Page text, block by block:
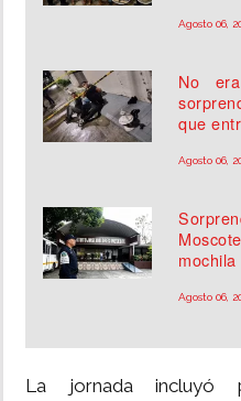
Agosto 06,
No
que
Agosto 06,
mochila
Agosto 06,
La jornada incluyó